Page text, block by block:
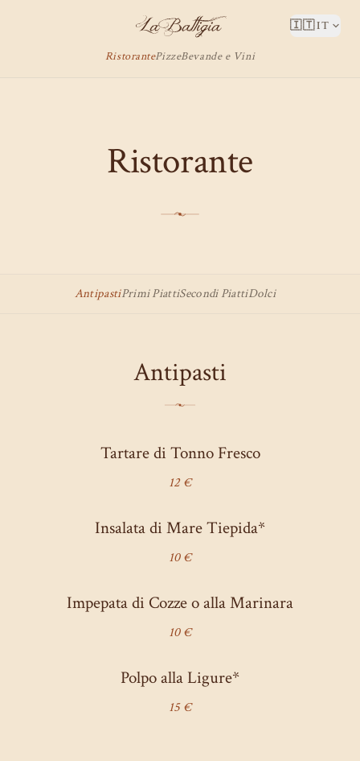
LA BATTIGIA 🇮🇹IT
RistorantePizzeBevande e Vini
Ristorante
AntipastiPrimi PiattiSecondi PiattiDolci
Antipasti
Tartare di Tonno Fresco
12 €
Insalata di Mare Tiepida*
10 €
Impepata di Cozze o alla Marinara
10 €
Polpo alla Ligure*
15 €